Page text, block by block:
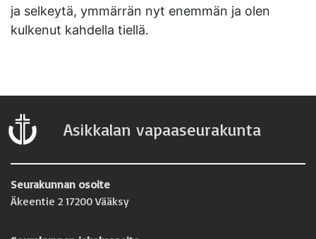
ja selkeytä, ymmärrän nyt enemmän ja olen
kulkenut kahdella tiellä.
Asikkalan vapaaseurakunta
Seurakunnan osoite
Äkeentie 2 17200 Vääksy